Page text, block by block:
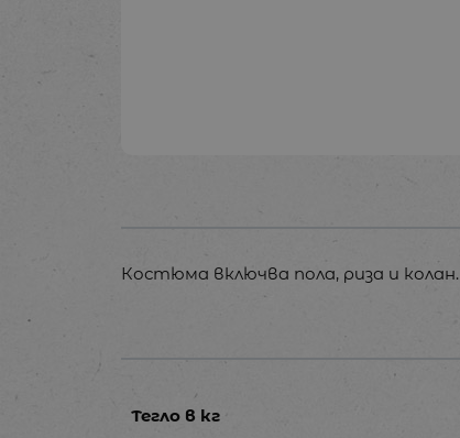
Костюма включва пола, риза и колан.
Тегло в кг